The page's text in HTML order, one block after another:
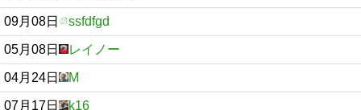
09月08日 ssfdfgd
05月08日 レイノー
04月24日 M
07月17日 k16